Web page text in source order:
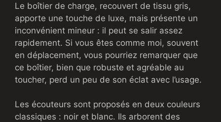
Le boîtier de charge, recouvert de tissu gris,
apporte une touche de luxe, mais présente un
inconvénient mineur : il peut se salir assez
rapidement. Si vous êtes comme moi, souvent
en déplacement, vous pourriez remarquer que
ce boîtier, bien que robuste et agréable au
toucher, perd un peu de son éclat avec l’usage.
Les écouteurs sont proposés en deux couleurs
classiques : noir et blanc. Ils arborent des